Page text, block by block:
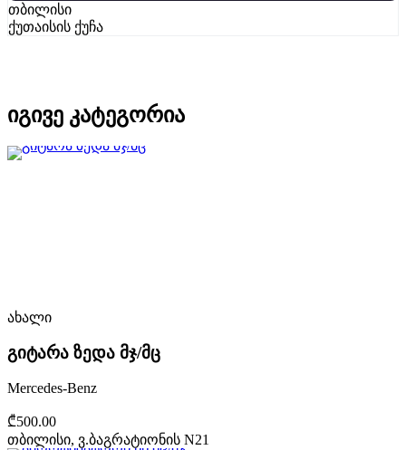
თბილისი
ქუთაისის ქუჩა
იგივე კატეგორია
ახალი
გიტარა ზედა მჯ/მც
Mercedes-Benz
₾500.00
თბილისი, ვ.ბაგრატიონის N21